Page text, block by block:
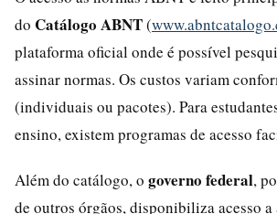
do Catálogo ABNT(
plataforma oficial onde é possível
assinar normas. Os custos variam
(individuais ou pacotes). Para
ensino, existem programas de acesso
Além do catálogo, o governo federal,
de outros órgãos, disponibiliza acesso a